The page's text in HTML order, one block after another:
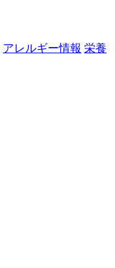
アレルギー情報 栄養